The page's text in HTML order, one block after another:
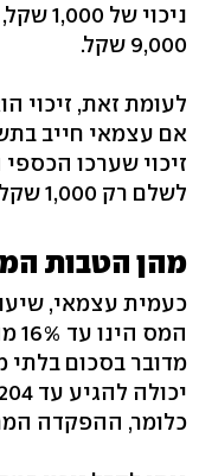
ניכוי
9,000 שקל.
לעומת זאת, זיכוי
לשלם רק 1,000 שקל מס.
מהן הטבות
כעמית עצמאי,
מדובר בסכום
כלומר, ההפקדה המרבית